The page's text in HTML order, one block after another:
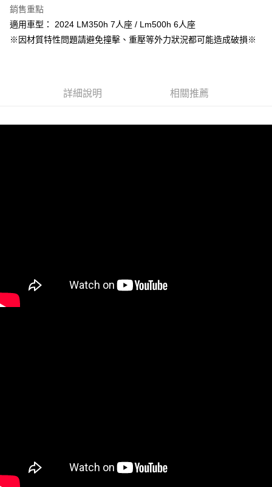
※ 請注意：結帳手續完成當下不需立刻繳費，但若您需要取消訂單，請聯絡
後付繳納相關費用。
※ 交易是否成功請以「AFTEE先享後付 」之結帳頁面顯示為準，若有關於
１．透過由恩沛科技股份有限公司提供之「AFTEE先享後付」服務完成之交
２．關於個人資料處理事宜，請瀏覽以下網址：
付款後7-11取貨
每筆NT$63，滿NT$499(含以上)免運費
銷售重點
適用車型： 2024 LM350h 7人座 / Lm500h 6人座
※因材質特性問題請避免撞擊、重壓等外力狀況都可能造成破損※
詳細說明 相關推薦